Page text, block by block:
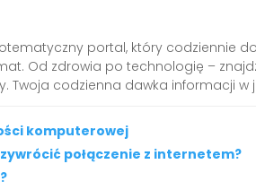
portal, który codziennie
Od zdrowia po technologię –
Twoja codzienna dawka informacji w
komputerowej
połączenie z internetem?